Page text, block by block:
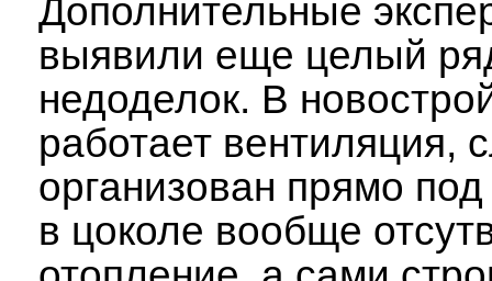
Дополнительные
выявили еще целый
недоделок. В
работает вентиляция,
организован прямо
в цоколе вообще